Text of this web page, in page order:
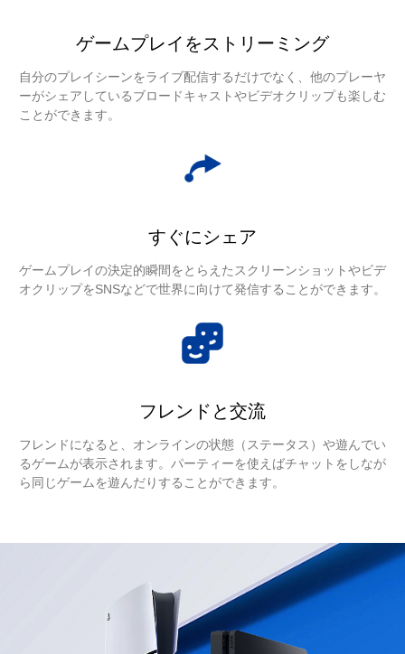
ゲームプレイをストリーミング
自分のプレイシーンをライブ配信するだけでなく、他のプレーヤ
ーがシェアしているブロードキャストやビデオクリップも楽しむ
ことができます。
すぐにシェア
ゲームプレイの決定的瞬間をとらえたスクリーンショットやビデ
オクリップをSNSなどで世界に向けて発信することができます。
フレンドと交流
フレンドになると、オンラインの状態（ステータス）や遊んでい
るゲームが表示されます。パーティーを使えばチャットをしなが
ら同じゲームを遊んだりすることができます。